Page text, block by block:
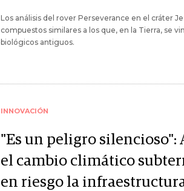
Los análisis del rover Perseverance en el cráter
compuestos similares a los que, en la Tierra, se
biológicos antiguos.
INNOVACIÓN
"Es un peligro silencioso":
el cambio climático
en riesgo la